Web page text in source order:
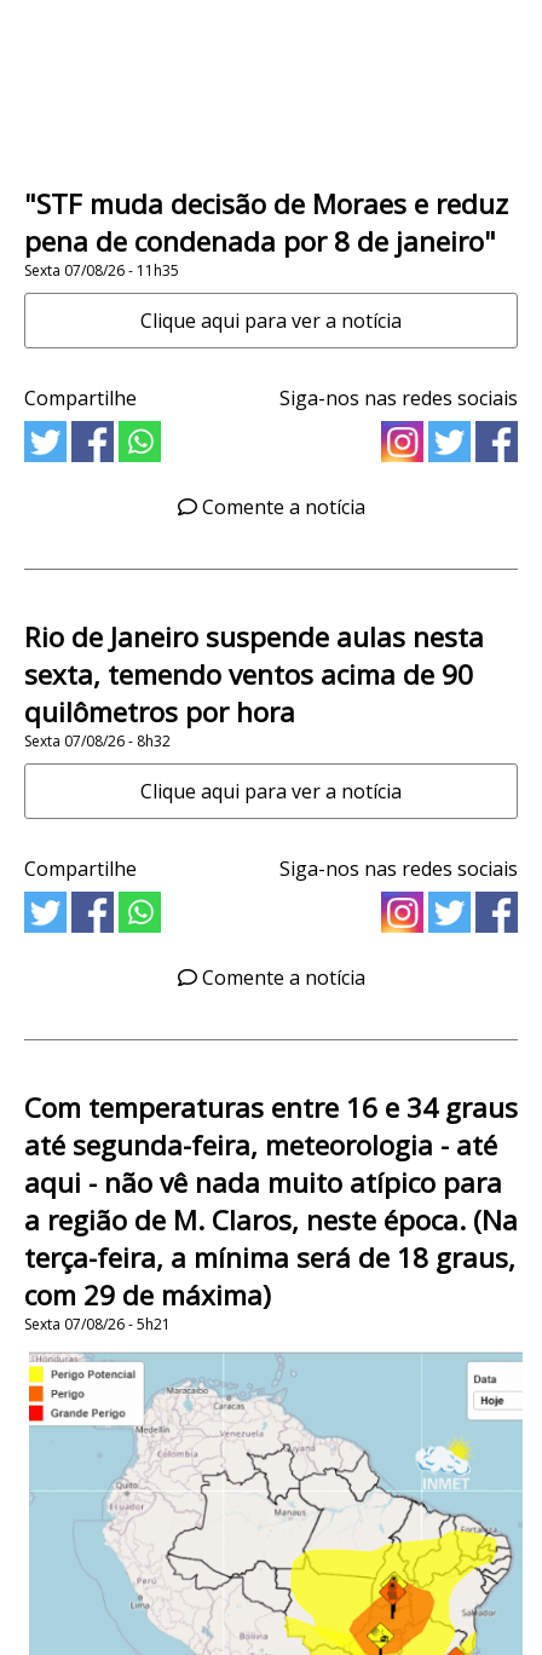
"STF muda decisão de Moraes e reduz
pena de condenada por 8 de janeiro"
Sexta 07/08/26 - 11h35
Clique aqui para ver a notícia
Compartilhe Siga-nos nas redes sociais
Comente a notícia
Rio de Janeiro suspende aulas nesta
sexta, temendo ventos acima de 90
quilômetros por hora
Sexta 07/08/26 - 8h32
Clique aqui para ver a notícia
Compartilhe Siga-nos nas redes sociais
Comente a notícia
Com temperaturas entre 16 e 34 graus
até segunda-feira, meteorologia - até
aqui - não vê nada muito atípico para
a região de M. Claros, neste época. (Na
terça-feira, a mínima será de 18 graus,
com 29 de máxima)
Sexta 07/08/26 - 5h21